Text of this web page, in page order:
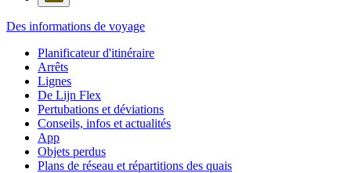
Des informations de voyage
Planificateur d'itinéraire
Arrêts
Lignes
De Lijn Flex
Pertubations et déviations
Conseils, infos et actualités
App
Objets perdus
Plans de réseau et répartitions des quais